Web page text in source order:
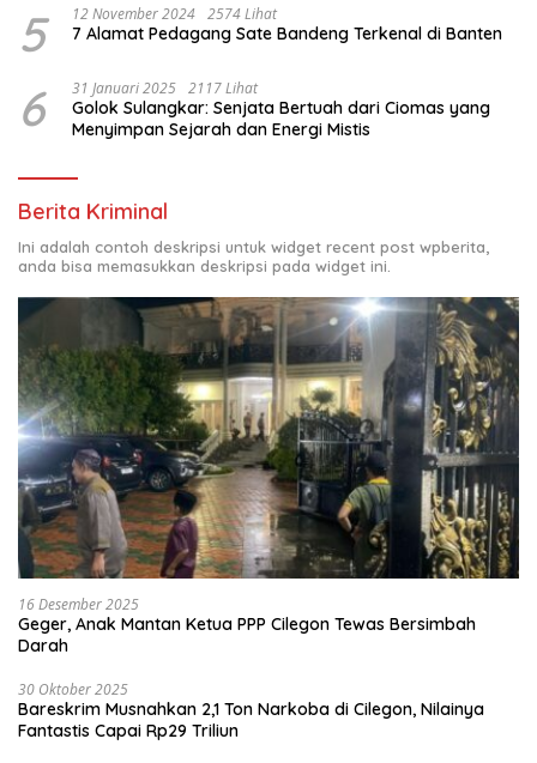
5 12 November 2024 2574 Lihat
7 Alamat Pedagang Sate Bandeng Terkenal di Banten
6 31 Januari 2025 2117 Lihat
Golok Sulangkar: Senjata Bertuah dari Ciomas yang
Menyimpan Sejarah dan Energi Mistis
Berita Kriminal
Ini adalah contoh deskripsi untuk widget recent post wpberita,
anda bisa memasukkan deskripsi pada widget ini.
16 Desember 2025
Geger, Anak Mantan Ketua PPP Cilegon Tewas Bersimbah
Darah
30 Oktober 2025
Bareskrim Musnahkan 2,1 Ton Narkoba di Cilegon, Nilainya
Fantastis Capai Rp29 Triliun